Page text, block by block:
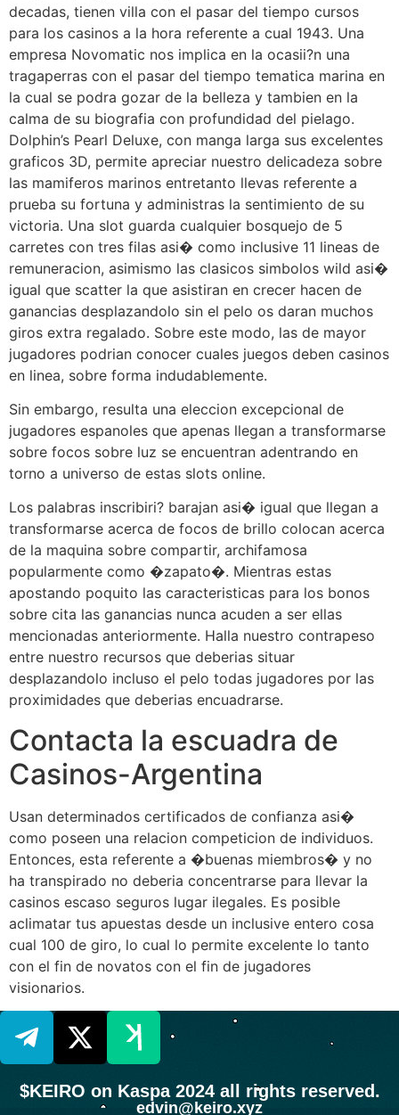
decadas, tienen villa con el pasar del tiempo cursos
para los casinos a la hora referente a cual 1943. Una
empresa Novomatic nos implica en la ocasii?n una
tragaperras con el pasar del tiempo tematica marina en
la cual se podra gozar de la belleza y tambien en la
calma de su biografia con profundidad del pielago.
Dolphin’s Pearl Deluxe, con manga larga sus excelentes
graficos 3D, permite apreciar nuestro delicadeza sobre
las mamiferos marinos entretanto llevas referente a
prueba su fortuna y administras la sentimiento de su
victoria. Una slot guarda cualquier bosquejo de 5
carretes con tres filas asi� como inclusive 11 lineas de
remuneracion, asimismo las clasicos simbolos wild asi�
igual que scatter la que asistiran en crecer hacen de
ganancias desplazandolo sin el pelo os daran muchos
giros extra regalado. Sobre este modo, las de mayor
jugadores podrian conocer cuales juegos deben casinos
en linea, sobre forma indudablemente.
Sin embargo, resulta una eleccion excepcional de
jugadores espanoles que apenas llegan a transformarse
sobre focos sobre luz se encuentran adentrando en
torno a universo de estas slots online.
Los palabras inscribiri? barajan asi� igual que llegan a
transformarse acerca de focos de brillo colocan acerca
de la maquina sobre compartir, archifamosa
popularmente como �zapato�. Mientras estas
apostando poquito las caracteristicas para los bonos
sobre cita las ganancias nunca acuden a ser ellas
mencionadas anteriormente. Halla nuestro contrapeso
entre nuestro recursos que deberias situar
desplazandolo incluso el pelo todas jugadores por las
proximidades que deberias encuadrarse.
Contacta la escuadra de
Casinos-Argentina
Usan determinados certificados de confianza asi�
como poseen una relacion competicion de individuos.
Entonces, esta referente a �buenas miembros� y no
ha transpirado no deberia concentrarse para llevar la
casinos escaso seguros lugar ilegales. Es posible
aclimatar tus apuestas desde un inclusive entero cosa
cual 100 de giro, lo cual lo permite excelente lo tanto
con el fin de novatos con el fin de jugadores
visionarios.
$KEIRO on Kaspa 2024 all rights reserved.
edvin@keiro.xyz